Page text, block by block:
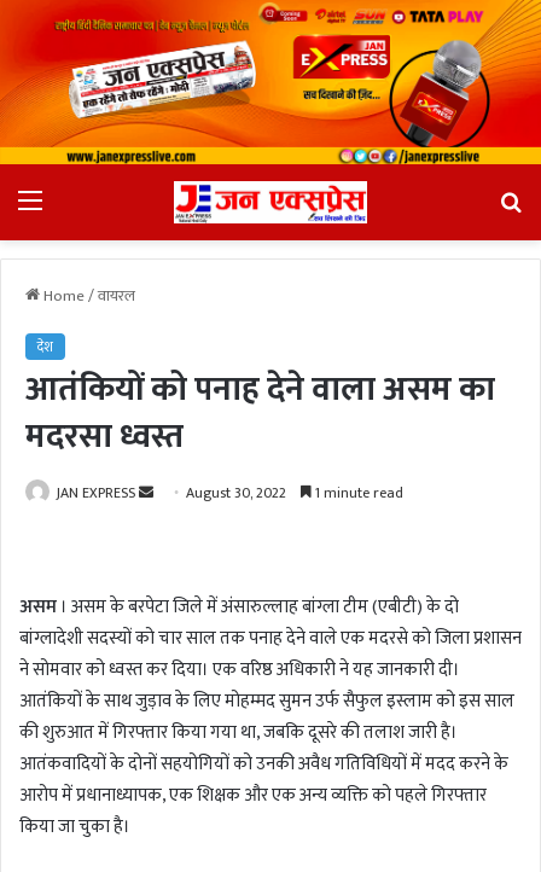
Home/वायरल
देश
आतंकियों को पनाह देने वाला असम का
मदरसा ध्वस्त
JAN EXPRESS
a
n
e
m
a
i
l
August 30, 2022 1 minute read
असम । असम के बरपेटा जिले में अंसारुल्लाह बांग्ला टीम (एबीटी) के दो
बांग्लादेशी सदस्यों को चार साल तक पनाह देने वाले एक मदरसे को जिला प्रशासन
ने सोमवार को ध्वस्त कर दिया। एक वरिष्ठ अधिकारी ने यह जानकारी दी।
आतंकियों के साथ जुड़ाव के लिए मोहम्मद सुमन उर्फ ​​सैफुल इस्लाम को इस साल
की शुरुआत में गिरफ्तार किया गया था, जबकि दूसरे की तलाश जारी है।
आतंकवादियों के दोनों सहयोगियों को उनकी अवैध गतिविधियों में मदद करने के
आरोप में प्रधानाध्यापक, एक शिक्षक और एक अन्य व्यक्ति को पहले गिरफ्तार
किया जा चुका है।